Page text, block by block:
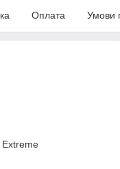
Оплата Умови
Extreme